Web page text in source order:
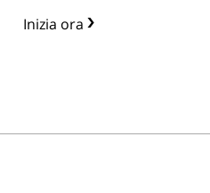
Inizia ora